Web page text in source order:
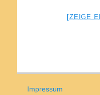
[ZEIGE
Impressum